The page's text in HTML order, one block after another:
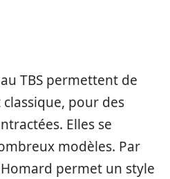
TBS permettent de
pour des
Elles se
modèles. Par
permet un style